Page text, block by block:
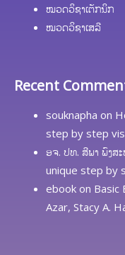
ໝວດວິຊາເຕັກນິກ
ໝວດວິຊາເສລີ
Recent
souknapha on
step by step
ອຈ. ປທ. ສີພາ ພົງສ
unique step by
ebook on Basic
Azar, Stacy A.